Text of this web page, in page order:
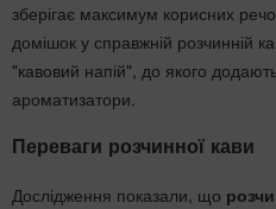
зберігає максимум корисних
домішок у справжній розчинній
"кавовий напій", до якого
ароматизатори.
Переваги розчинної кави
Дослідження показали, що